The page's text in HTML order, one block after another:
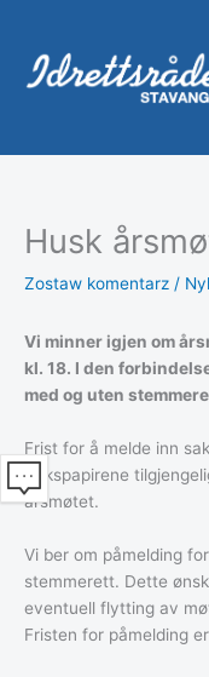
treści
Husk
Zostaw komentarz /
Vi minner igjen om
kl. 18. I den
med og uten
Frist for å melde inn
Sakspapirene
årsmøtet.
Vi ber om påmelding
stemmerett. Dette
eventuell flytting av
Fristen for påmelding